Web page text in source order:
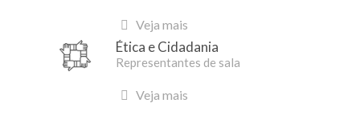
Veja mais
Ética e Cidadania
Representantes de sala
Veja mais